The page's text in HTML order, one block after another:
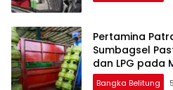
Pertamina
Sumbagsel
dan LPG pada
Menjelang
Bangka Belitung